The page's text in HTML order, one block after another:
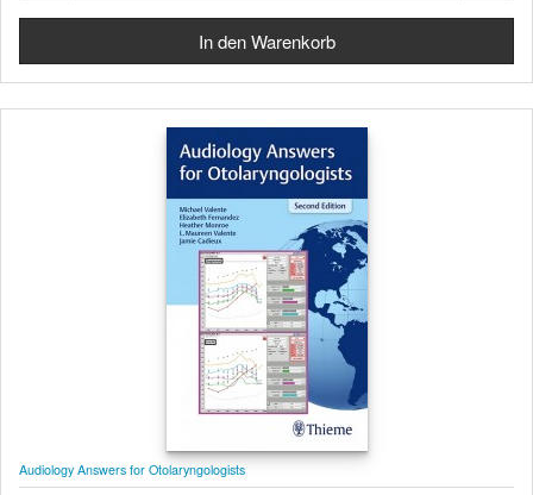
Audiology Answers for Otolaryngologists